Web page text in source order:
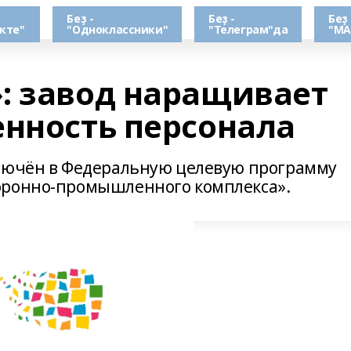
Беҙ -
"Одноклассники"
Беҙ -
"Телеграм"да
Беҙ
завод наращивает
персонала
в Федеральную целевую программу
промышленного комплекса».